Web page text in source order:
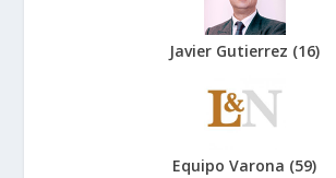
Javier Gutierrez (16)
Equipo Varona (59)